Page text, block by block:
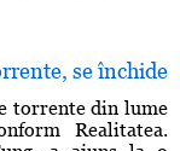
se închide
torrente din lume
Realitatea.